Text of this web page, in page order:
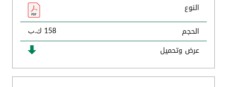
النوع
الحجم
158 ك.ب
عرض وتحميل